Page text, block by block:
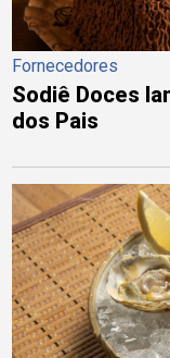
Fornecedores
Sodiê Doces
dos Pais